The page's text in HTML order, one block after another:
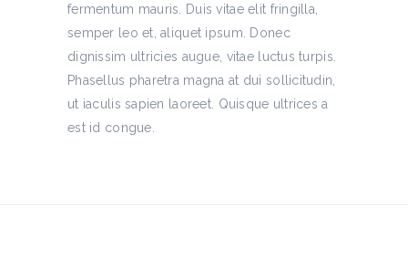
fermentum mauris. Duis vitae elit fringilla,
semper leo et, aliquet ipsum. Donec
dignissim ultricies augue, vitae luctus turpis.
Phasellus pharetra magna at dui sollicitudin,
ut iaculis sapien laoreet. Quisque ultrices a
est id congue.